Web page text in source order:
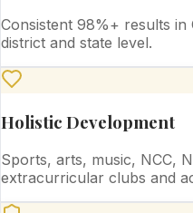
Consistent 98%+ results
district and state level.
Holistic Development
Sports, arts, music, NCC,
extracurricular clubs and